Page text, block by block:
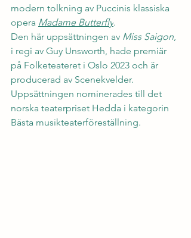
modern tolkning av Puccinis klassiska
opera Madame Butterfly.
Den här uppsättningen av Miss Saigon
i regi av Guy Unsworth, hade premiär
på Folketeateret i Oslo 2023 och är
producerad av Scenekvelder.
Uppsättningen nominerades till det
norska teaterpriset Hedda i kategorin
Bästa musikteaterföreställning.